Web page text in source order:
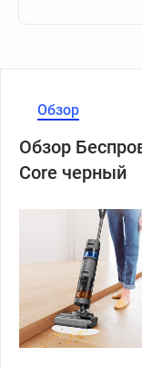
Обзор
Обзор
Core черный